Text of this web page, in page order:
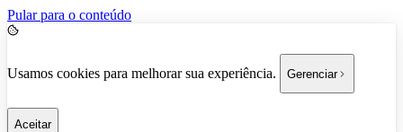
Pular para o conteúdo
Usamos cookies para melhorar sua experiência. Gerenciar
Aceitar